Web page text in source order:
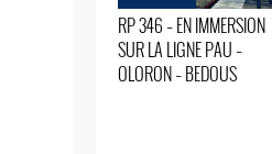
RP 346 – EN IMMERSION
SUR LA LIGNE PAU –
OLORON – BEDOUS